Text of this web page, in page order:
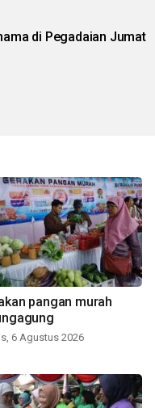
di Pegadaian Jumat
pangan murah
6 Agustus 2026